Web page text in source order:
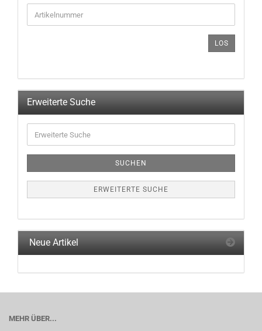
GEBEN
SIE
DIE
EIN.
LOS
Erweiterte Suche
Suche
SUCHEN
ERWEITERTE SUCHE
Neue Artikel
MEHR ÜBER...